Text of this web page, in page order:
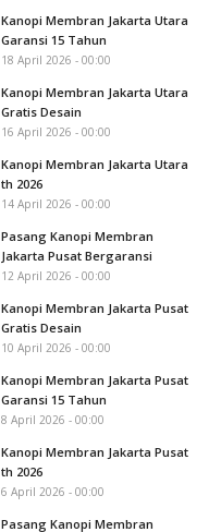
Kanopi Membran Jakarta Utara
Garansi 15 Tahun
18 April 2026 - 00:00
Kanopi Membran Jakarta Utara
Gratis Desain
16 April 2026 - 00:00
Kanopi Membran Jakarta Utara
th 2026
14 April 2026 - 00:00
Pasang Kanopi Membran
Jakarta Pusat Bergaransi
12 April 2026 - 00:00
Kanopi Membran Jakarta Pusat
Gratis Desain
10 April 2026 - 00:00
Kanopi Membran Jakarta Pusat
Garansi 15 Tahun
8 April 2026 - 00:00
Kanopi Membran Jakarta Pusat
th 2026
6 April 2026 - 00:00
Pasang Kanopi Membran